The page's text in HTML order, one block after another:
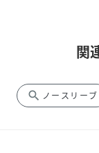
関
search ノースリーブ